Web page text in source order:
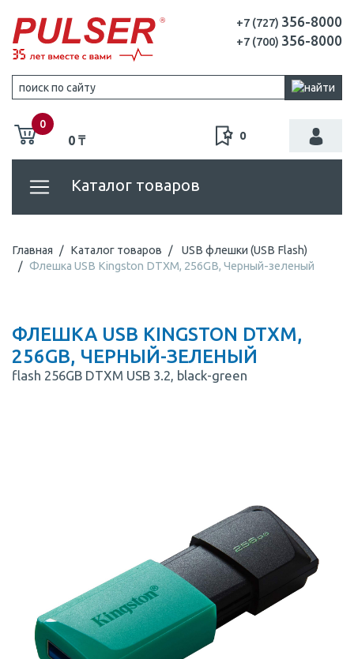
+7 (727) 356-8000
+7 (700) 356-8000
0
0 ₸ 0
Каталог товаров
Главная Каталог товаров
USB флешки (USB Flash)
Флешка USB Kingston DTXM, 256GB, Черный-зеленый
ФЛЕШКА USB KINGSTON DTXM,
256GB, ЧЕРНЫЙ-ЗЕЛЕНЫЙ
flash 256GB DTXM USB 3.2, black-green